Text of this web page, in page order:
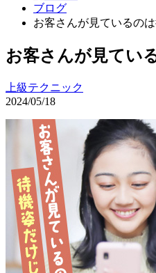
ブログ
お客さんが見ているの
お客さんが見てい
上級テクニック
2024/05/18